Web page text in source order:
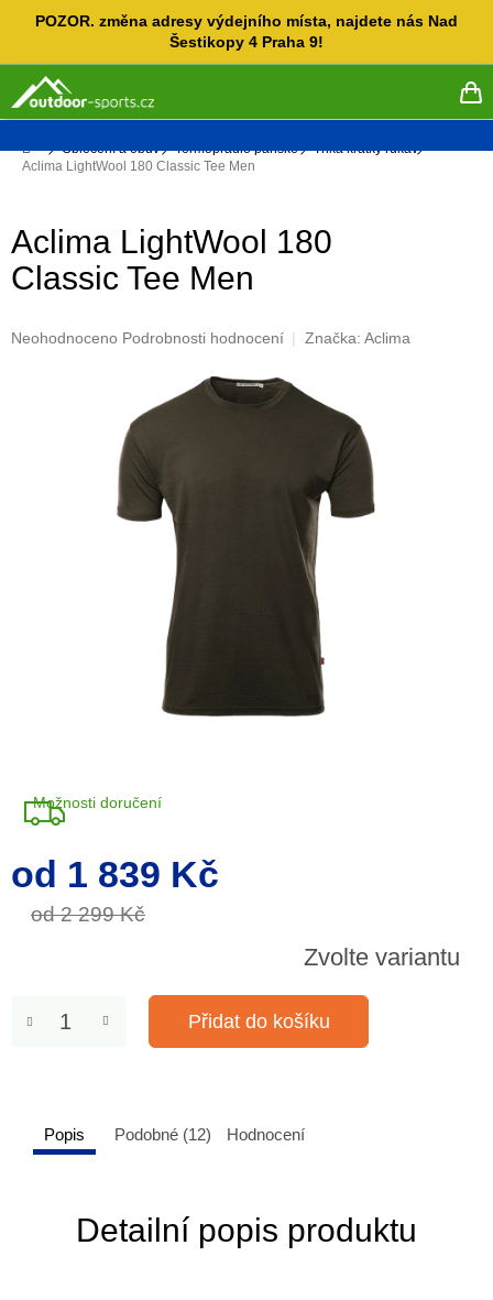
POZOR. změna adresy výdejního místa, najdete nás Nad
Šestikopy 4 Praha 9!
Domů
Oblečení a obuv Termoprádlo pánské
Trika krátký rukáv
Aclima LightWool 180 Classic Tee Men
Aclima LightWool 180
Classic Tee Men
Průměrné
Neohodnoceno Podrobnosti hodnocení Značka: Aclima
od 2 299 Kč
od 1 839 Kč
Měrná
cena:
Zvolte variantu
Možnosti doručení
Přidat do košíku
Popis Podobné (12) Hodnocení
Detailní popis produktu